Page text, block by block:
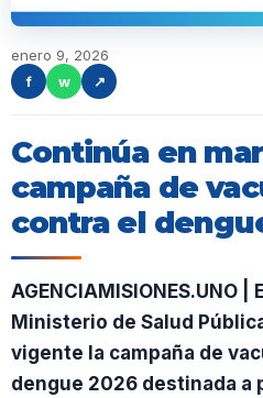
enero 9, 2026
f
w ↗
Continúa en
campaña de
contra el
AGENCIAMISIONES.UNO |
Ministerio de Salud
vigente la campaña de
dengue 2026 destinada a